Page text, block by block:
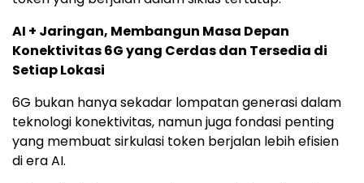
AI + Jaringan, Membangun Masa Depan
Konektivitas 6G yang Cerdas dan Tersedia di
Setiap Lokasi
6G bukan hanya sekadar lompatan generasi dalam
teknologi konektivitas, namun juga fondasi penting
yang membuat sirkulasi token berjalan lebih efisien
di era AI.